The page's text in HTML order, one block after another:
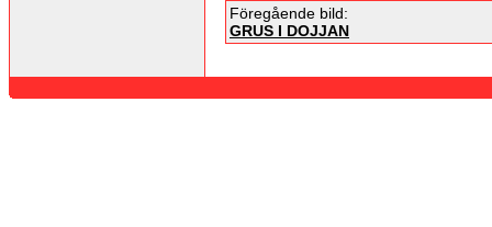
Föregående bild:
GRUS I DOJJAN